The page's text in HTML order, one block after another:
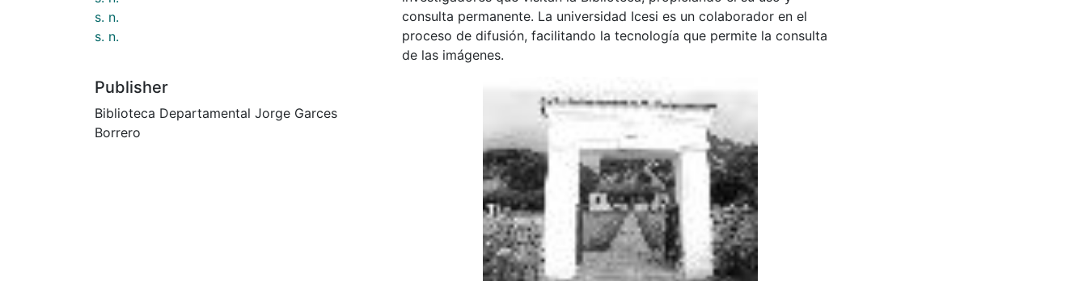
s. n.
s. n.
Publisher
Biblioteca Departamental Jorge Garces
Borrero
consulta permanente. La universidad Icesi es un colaborador en el
proceso de difusión, facilitando la tecnología que permite la consulta
de las imágenes.